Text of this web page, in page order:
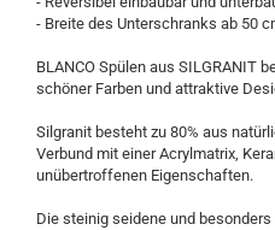
- Breite des Unterschranks ab 50
BLANCO Spülen aus SILGRANIT
schöner Farben und attraktive
Silgranit besteht zu 80% aus
Verbund mit einer Acrylmatrix,
unübertroffenen Eigenschaften.
Die steinig seidene und